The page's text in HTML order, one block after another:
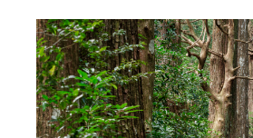
ふるさと納税